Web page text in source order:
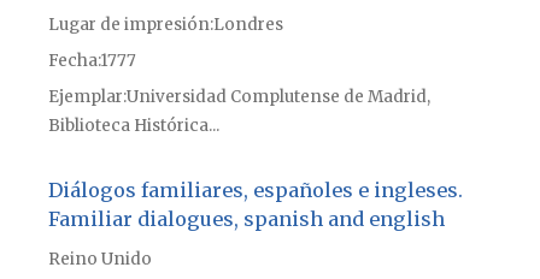
Lugar de impresiónLondres
Fecha1777
Ejemplar Universidad Complutense de Madrid,
Biblioteca Histórica...
Diálogos familiares, españoles e ingleses.
Familiar dialogues, spanish and english
Reino Unido